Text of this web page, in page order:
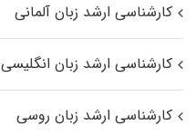
کارشناسی ارشد زبان آلمانی
کارشناسی ارشد زبان انگلیسی
کارشناسی ارشد زبان روسی